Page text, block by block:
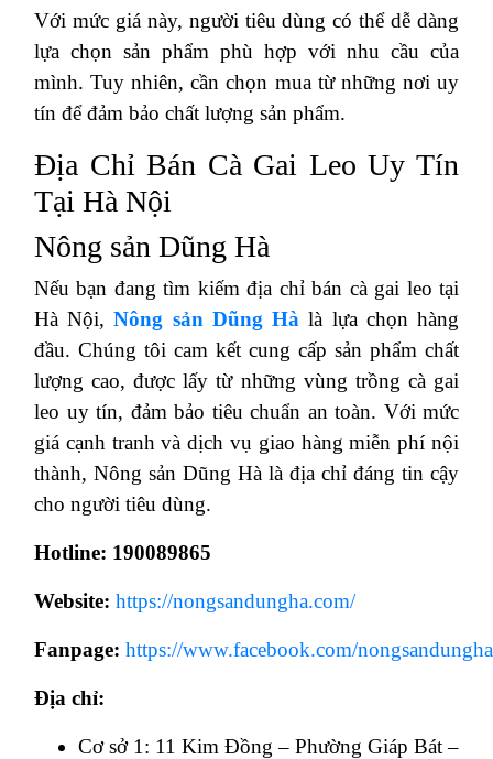
Với mức giá này, người tiêu dùng có thể dễ dàng
lựa chọn sản phẩm phù hợp với nhu cầu của
mình. Tuy nhiên, cần chọn mua từ những nơi uy
tín để đảm bảo chất lượng sản phẩm.
Địa Chỉ Bán Cà Gai Leo Uy Tín
Tại Hà Nội
Nông sản Dũng Hà
Nếu bạn đang tìm kiếm địa chỉ bán cà gai leo tại
Hà Nội, Nông sản Dũng Hà là lựa chọn hàng
đầu. Chúng tôi cam kết cung cấp sản phẩm chất
lượng cao, được lấy từ những vùng trồng cà gai
leo uy tín, đảm bảo tiêu chuẩn an toàn. Với mức
giá cạnh tranh và dịch vụ giao hàng miễn phí nội
thành, Nông sản Dũng Hà là địa chỉ đáng tin cậy
cho người tiêu dùng.
Hotline: 190089865
Website: https://nongsandungha.com/
Fanpage: https://www.facebook.com/nongsandungha
Địa chỉ:
Cơ sở 1: 11 Kim Đồng – Phường Giáp Bát –